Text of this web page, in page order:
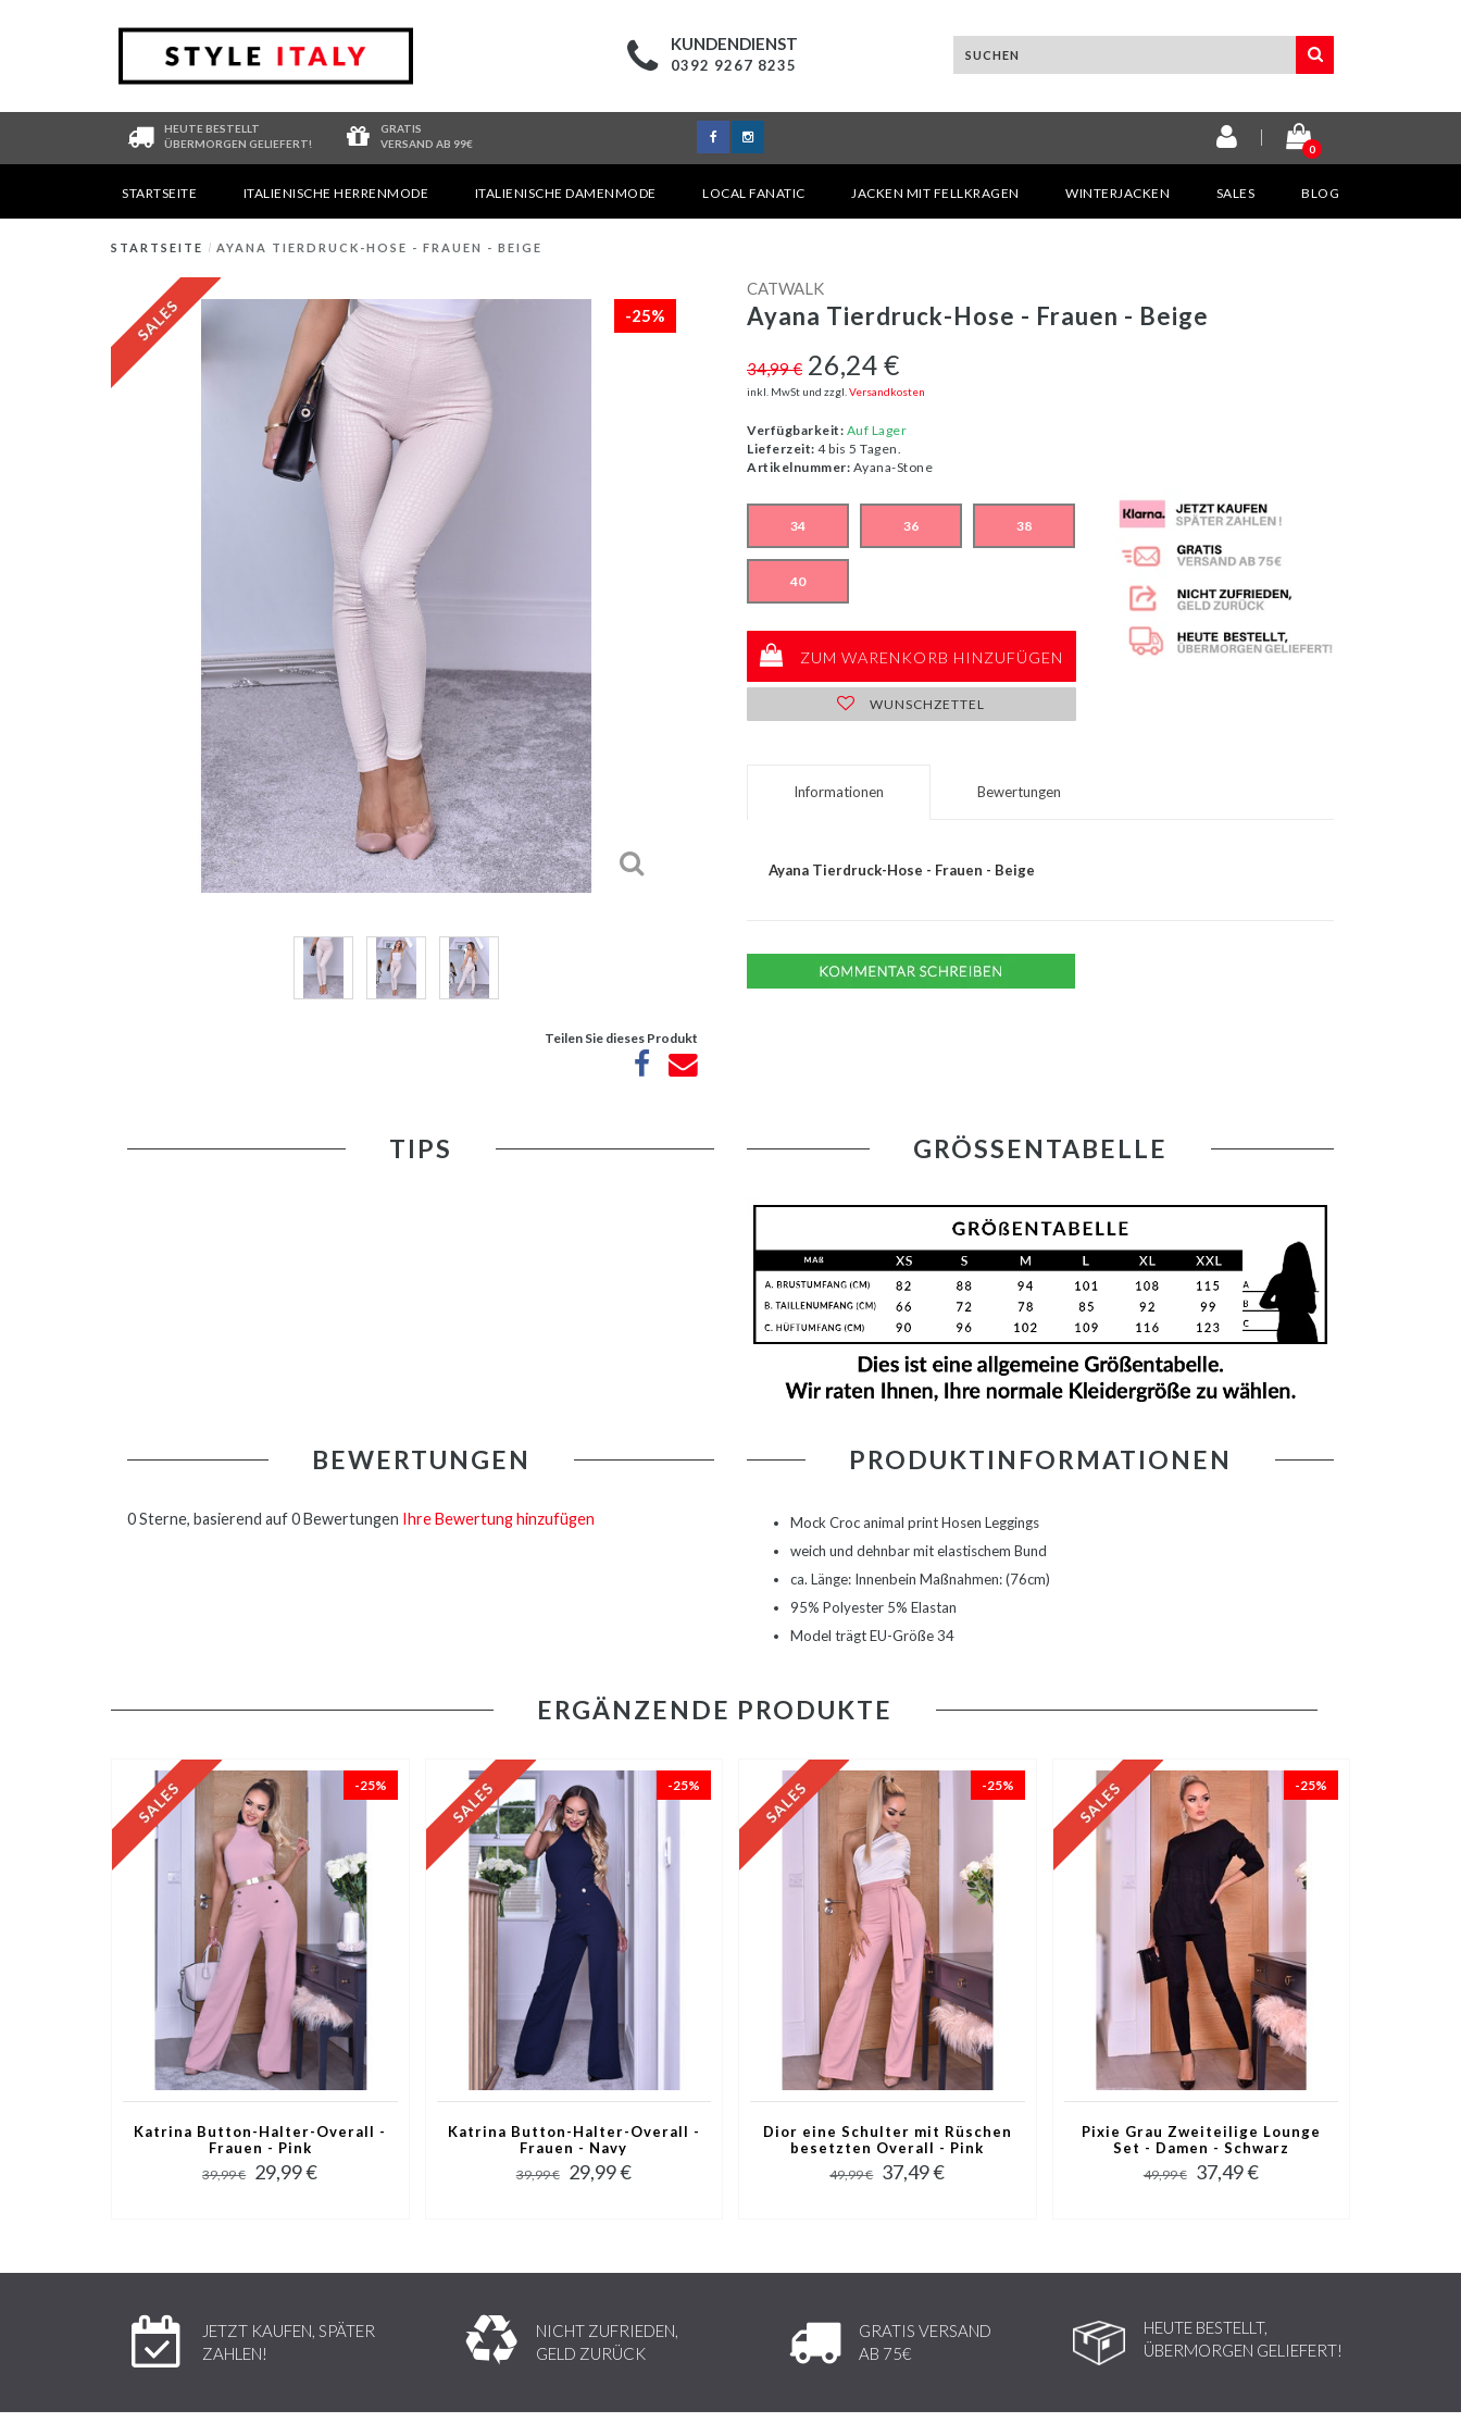
KUNDENDIENST
0392 9267 8235
HEUTE BESTELLT
ÜBERMORGEN GELIEFERT!
GRATIS
VERSAND AB 99€
0
STARTSEITE ITALIENISCHE HERRENMODE ITALIENISCHE DAMENMODE LOCAL FANATIC JACKEN MIT FELLKRAGEN WINTERJACKEN SALES BLOG
STARTSEITE / AYANA TIERDRUCK-HOSE - FRAUEN - BEIGE
-25%
Teilen Sie dieses Produkt
CATWALK
Ayana Tierdruck-Hose - Frauen - Beige
34,99 € 26,24 €
inkl. MwSt und zzgl. Versandkosten
Verfügbarkeit: Auf Lager
Lieferzeit: 4 bis 5 Tagen.
Artikelnummer: Ayana-Stone
34 36 38
40
ZUM WARENKORB HINZUFÜGEN
WUNSCHZETTEL
Informationen Bewertungen
Ayana Tierdruck-Hose - Frauen - Beige
TIPS GRÖSSENTABELLE
BEWERTUNGEN
0 Sterne, basierend auf 0 Bewertungen Ihre Bewertung hinzufügen
PRODUKTINFORMATIONEN
Mock Croc animal print Hosen Leggings
weich und dehnbar mit elastischem Bund
ca. Länge: Innenbein Maßnahmen: (76cm)
95% Polyester 5% Elastan
Model trägt EU-Größe 34
ERGÄNZENDE PRODUKTE
-25%
Katrina Button-Halter-Overall -
Frauen - Pink
39,99 € 29,99 €
-25%
Katrina Button-Halter-Overall -
Frauen - Navy
39,99 € 29,99 €
-25%
Dior eine Schulter mit Rüschen
besetzten Overall - Pink
49,99 € 37,49 €
-25%
Pixie Grau Zweiteilige Lounge
Set - Damen - Schwarz
49,99 € 37,49 €
JETZT KAUFEN, SPÄTER
ZAHLEN!
NICHT ZUFRIEDEN,
GELD ZURÜCK
GRATIS VERSAND
AB 75€
HEUTE BESTELLT,
ÜBERMORGEN GELIEFERT!